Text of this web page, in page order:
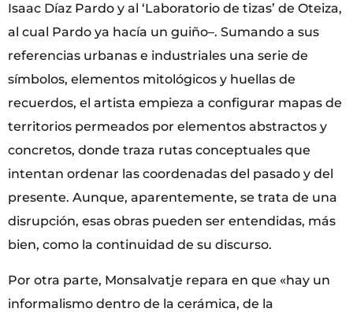
Isaac Díaz Pardo y al ‘Laboratorio de tizas’ de Oteiza,
al cual Pardo ya hacía un guiño–. Sumando a sus
referencias urbanas e industriales una serie de
símbolos, elementos mitológicos y huellas de
recuerdos, el artista empieza a configurar mapas de
territorios permeados por elementos abstractos y
concretos, donde traza rutas conceptuales que
intentan ordenar las coordenadas del pasado y del
presente. Aunque, aparentemente, se trata de una
disrupción, esas obras pueden ser entendidas, más
bien, como la continuidad de su discurso.
Por otra parte, Monsalvatje repara en que «hay un
informalismo dentro de la cerámica, de la